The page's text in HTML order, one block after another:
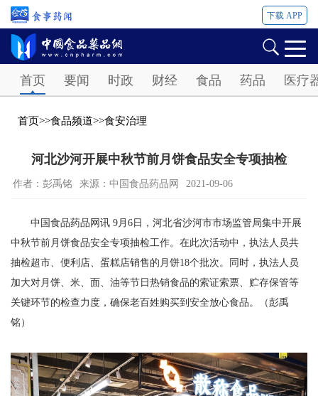
下载 APP
首页 要闻 时政 财经 食品 药品 医疗
首页>>食品频道>>食安治理
河北沙河开展中秋节前月饼食品安全专项抽检
作者：彭禹铭 来源：中国食品药品网 2021-09-06
中国食品药品网讯 9月6日，河北省沙河市市场监管局集中开展
中秋节前月饼食品安全专项抽检工作。在此次活动中，执法人员共
抽检超市、便利店、蛋糕店销售的月饼18个批次。同时，执法人员
加大对月饼、米、面、油等节日热销食品的索证索票、贮存保管等
关键环节的检查力度，确保老百姓购买到安全放心食品。（彭禹
铭）